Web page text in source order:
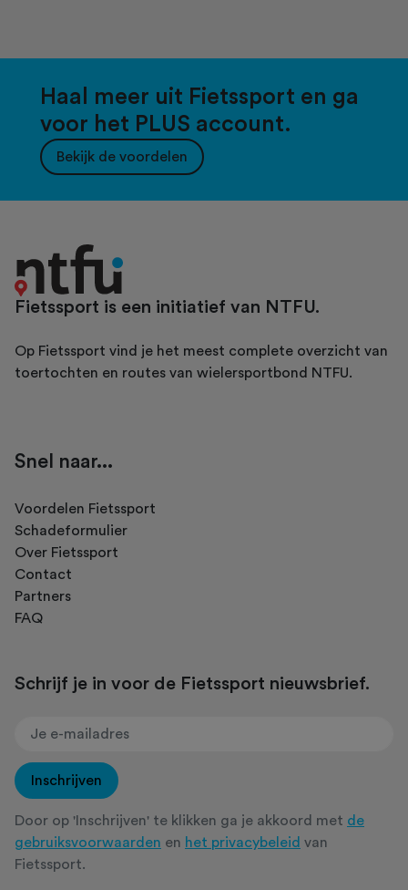
Haal meer uit Fietssport en ga
voor het PLUS account.
Bekijk de voordelen
Fietssport is een initiatief van NTFU.
Op Fietssport vind je het meest complete overzicht van
toertochten en routes van wielersportbond NTFU.
Snel naar...
Voordelen Fietssport
Schadeformulier
Over Fietssport
Contact
Partners
FAQ
Schrijf je in voor de Fietssport nieuwsbrief.
Inschrijven
Door op 'Inschrijven' te klikken ga je akkoord met de
gebruiksvoorwaarden en het privacybeleid van
Fietssport.